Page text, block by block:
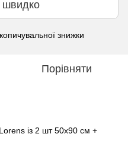
швидко
знижки
Порівняти
із 2 шт 50х90 см +